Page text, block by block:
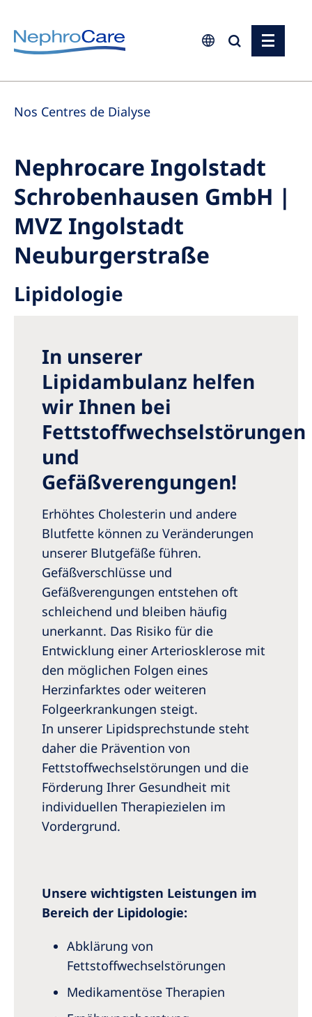
Europe
Czech Republic
Germany
Israel
Italy
Netherlands
Portugal
Russia
Serbia
Slovakia
Slovenia
Spain
Sweden
Switzerland
United Kingdom
Asia Pacific
Asia Pacific
Australia
Philippines
North America
United States of America
NephroCare International
Global Website
Nos Centres de Dialyse
Nephrocare Ingolstadt
Schrobenhausen GmbH |
MVZ Ingolstadt
Neuburgerstraße
Lipidologie
In unserer
Lipidambulanz helfen
wir Ihnen bei
Fettstoffwechselstörungen
und
Gefäßverengungen!
Erhöhtes Cholesterin und andere
Blutfette können zu Veränderungen
unserer Blutgefäße führen.
Gefäßverschlüsse und
Gefäßverengungen entstehen oft
schleichend und bleiben häufig
unerkannt. Das Risiko für die
Entwicklung einer Arteriosklerose mit
den möglichen Folgen eines
Herzinfarktes oder weiteren
Folgeerkrankungen steigt.
In unserer Lipidsprechstunde steht
daher die Prävention von
Fettstoffwechselstörungen und die
Förderung Ihrer Gesundheit mit
individuellen Therapiezielen im
Vordergrund.
Unsere wichtigsten Leistungen im
Bereich der Lipidologie:
Abklärung von
Fettstoffwechselstörungen
Medikamentöse Therapien